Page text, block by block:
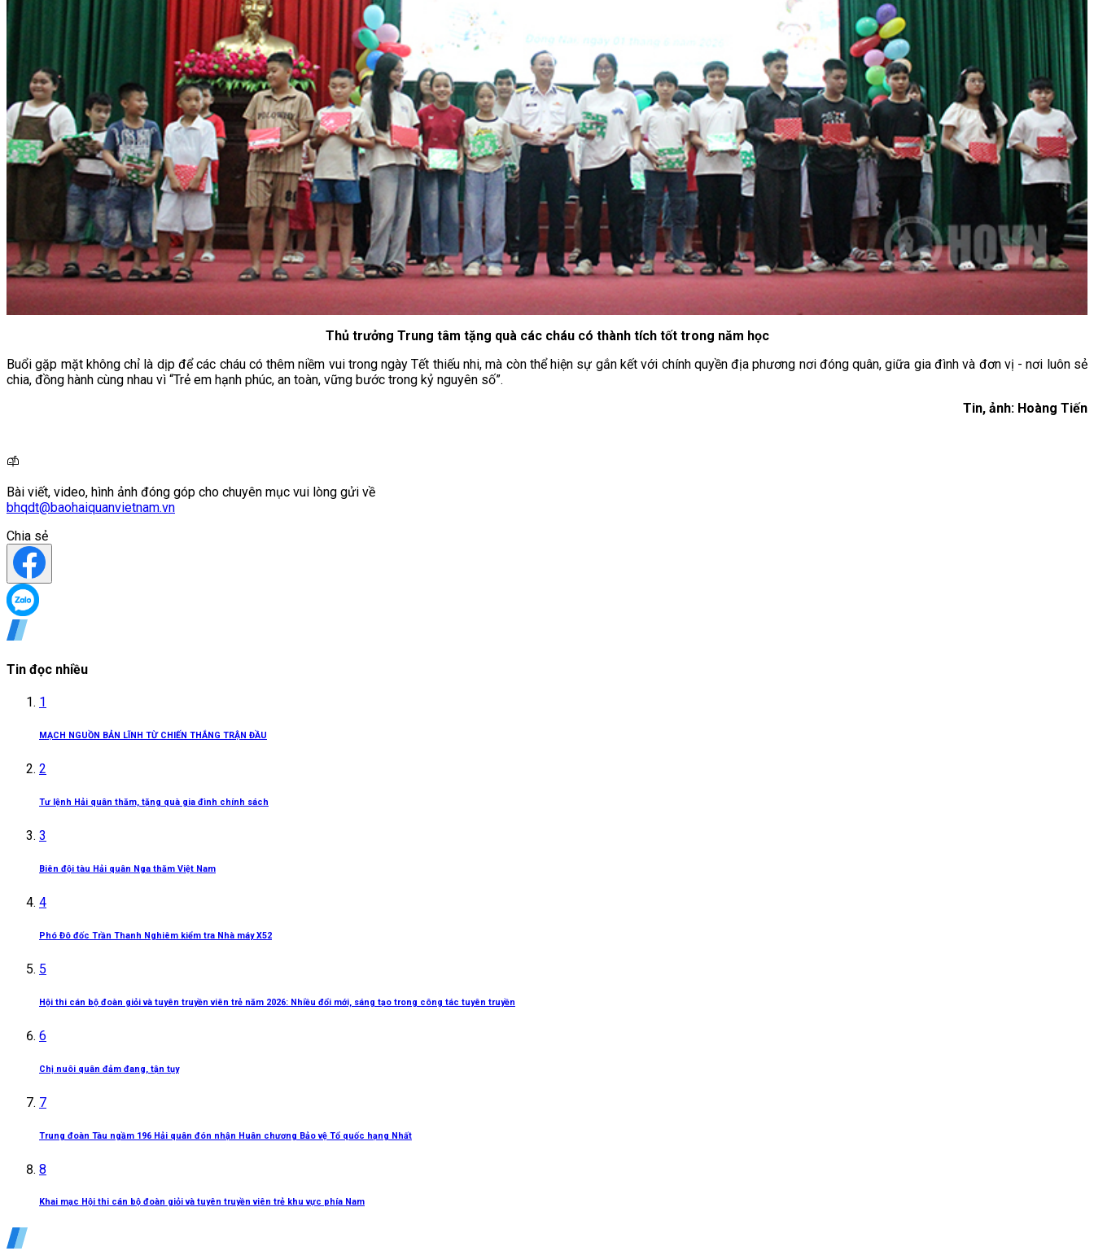
Thủ trưởng Trung tâm tặng quà các cháu có thành tích tốt trong năm học
Buổi gặp mặt không chỉ là dịp để các cháu có thêm niềm vui trong ngày Tết thiếu nhi, mà còn thể hiện sự gắn kết với chính quyền địa phương nơi đóng quân, giữa gia đình và đơn vị - nơi luôn sẻ
chia, đồng hành cùng nhau vì “Trẻ em hạnh phúc, an toàn, vững bước trong kỷ nguyên số”.
Tin, ảnh: Hoàng Tiến
Bài viết, video, hình ảnh đóng góp cho chuyên mục vui lòng gửi về
bhqdt@baohaiquanvietnam.vn
Chia sẻ
Tin đọc nhiều
1
MẠCH NGUỒN BẢN LĨNH TỪ CHIẾN THẮNG TRẬN ĐẦU
2
Tư lệnh Hải quân thăm, tặng quà gia đình chính sách
3
Biên đội tàu Hải quân Nga thăm Việt Nam
4
Phó Đô đốc Trần Thanh Nghiêm kiểm tra Nhà máy X52
5
Hội thi cán bộ đoàn giỏi và tuyên truyền viên trẻ năm 2026: Nhiều đổi mới, sáng tạo trong công tác tuyên truyền
6
Chị nuôi quân đảm đang, tận tụy
7
Trung đoàn Tàu ngầm 196 Hải quân đón nhận Huân chương Bảo vệ Tổ quốc hạng Nhất
8
Khai mạc Hội thi cán bộ đoàn giỏi và tuyên truyền viên trẻ khu vực phía Nam